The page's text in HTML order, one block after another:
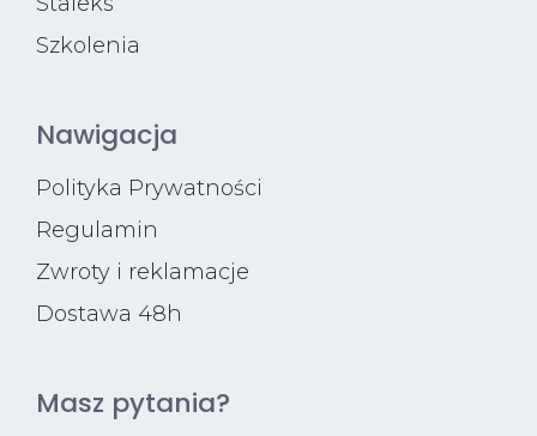
Szkolenia
Nawigacja
Polityka Prywatności
Regulamin
Zwroty i reklamacje
Dostawa 48h
Masz pytania?